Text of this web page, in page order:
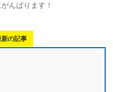
んばります！
新の記事